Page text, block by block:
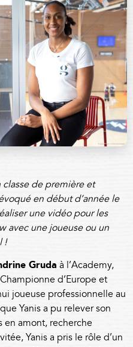
de première et
en début d’année le
une vidéo pour les
avec une joueuse ou un
!
Gruda à l’Academy,
d’Europe et
joueuse professionnelle au
Yanis a pu relever son
en amont, recherche
Yanis a pris le rôle d’un